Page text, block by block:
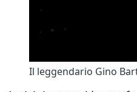
Il leggendario Gino